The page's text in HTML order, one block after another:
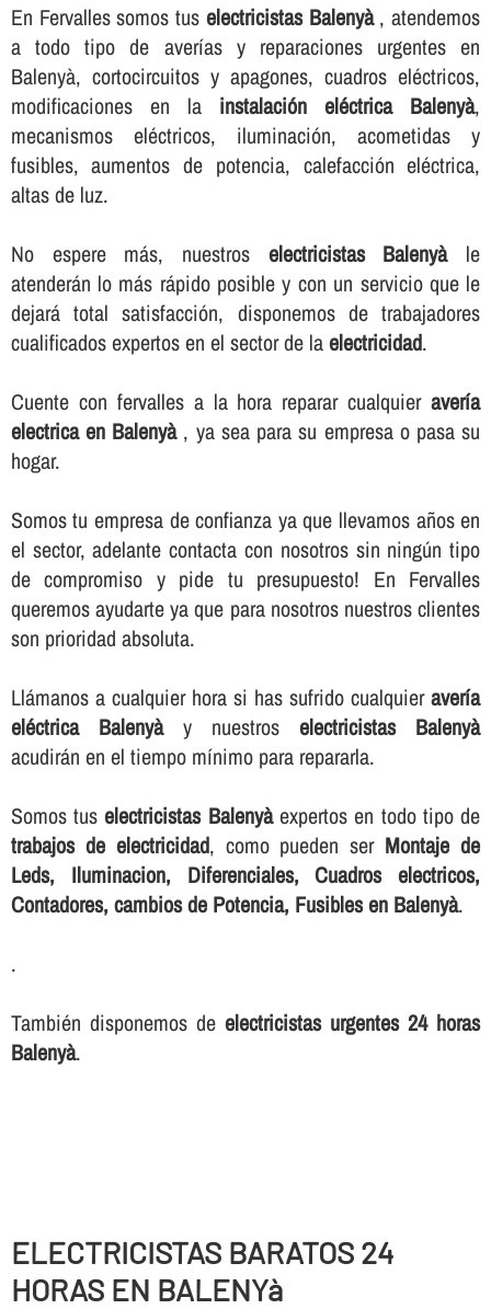
En Fervalles somos tus electricistas Balenyà, atendemos
a todo tipo de averí­as y reparaciones urgentes en
Balenyà, cortocircuitos y apagones, cuadros eléctricos,
modificaciones en la instalación eléctrica Balenyà,
mecanismos eléctricos, iluminación, acometidas y
fusibles, aumentos de potencia, calefacción eléctrica,
altas de luz.
No espere más, nuestros electricistas Balenyàle
atenderán lo más rápido posible y con un servicio que le
dejará total satisfacción, disponemos de trabajadores
cualificados expertos en el sector de laelectricidad.
Cuente con fervalles a la hora reparar cualquieraverí­a
electrica en Balenyà, ya sea para su empresa o pasa su
hogar.
Somos tu empresa de confianza ya que llevamos años en
el sector, adelante contacta con nosotros sin ningún tipo
de compromiso y pide tu presupuesto! En Fervalles
queremos ayudarte ya que para nosotros nuestros clientes
son prioridad absoluta.
Llámanos a cualquier hora si has sufrido cualquieraverí­a
eléctrica Balenyày nuestroselectricistas Balenyà
acudirán en el tiempo mí­nimo para repararla.
Somos tuselectricistas Balenyàexpertos en todo tipo de
trabajos de electricidad, como pueden ser Montaje de
Leds, Iluminacion, Diferenciales, Cuadros electricos,
Contadores, cambios de Potencia, Fusibles en Balenyà.
.
También disponemos de electricistas urgentes 24 horas
Balenyà.
ELECTRICISTAS BARATOS 24
HORAS EN BALENYà